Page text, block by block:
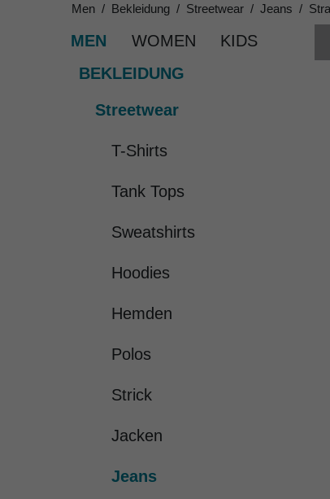
Men Bekleidung Streetwear Jeans
MEN WOMEN
KIDS
BEKLEIDUNG
Streetwear
T-Shirts
Tank Tops
Sweatshirts
Hoodies
Hemden
Polos
Strick
Jacken
Jeans